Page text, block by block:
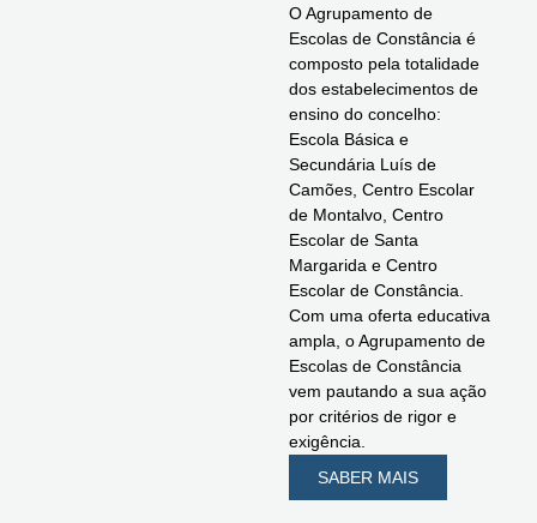
O Agrupamento de
Escolas de Constância é
composto pela totalidade
dos estabelecimentos de
ensino do concelho:
Escola Básica e
Secundária Luís de
Camões, Centro Escolar
de Montalvo, Centro
Escolar de Santa
Margarida e Centro
Escolar de Constância.
Com uma oferta educativa
ampla, o Agrupamento de
Escolas de Constância
vem pautando a sua ação
por critérios de rigor e
exigência.
SABER MAIS